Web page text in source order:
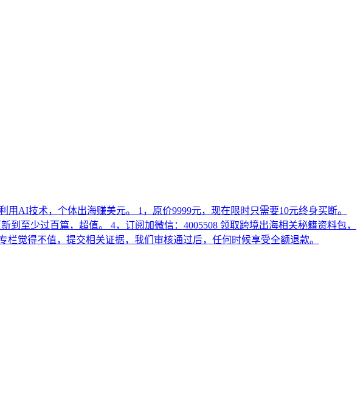
AI技术，个体出海赚美元。 1，原价9999元，现在限时只需要10元终身买断。
至少过百篇，超值。 4，订阅加微信：4005508 领取跨境出海相关秘籍资料包，
觉得不值，提交相关证据，我们审核通过后，任何时候享受全额退款。